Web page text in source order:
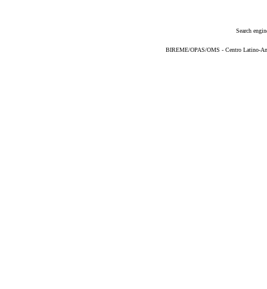
Search
BIREME/OPAS/OMS - Centro Latino-